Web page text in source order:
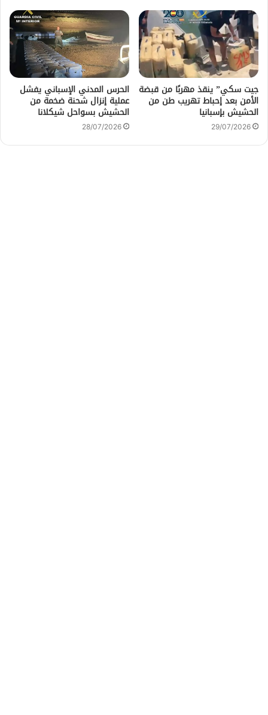
جيت سكي” ينقذ مهربًا من قبضة
الأمن بعد إحباط تهريب طن من
الحشيش بإسبانيا
29/07/2026
الحرس المدني الإسباني يفشل
عملية إنزال شحنة ضخمة من
الحشيش بسواحل شيكلانا
28/07/2026